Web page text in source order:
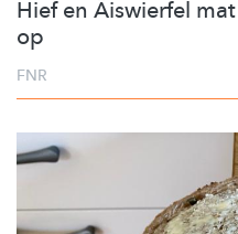
Hief en Äiswierfel
op
FNR